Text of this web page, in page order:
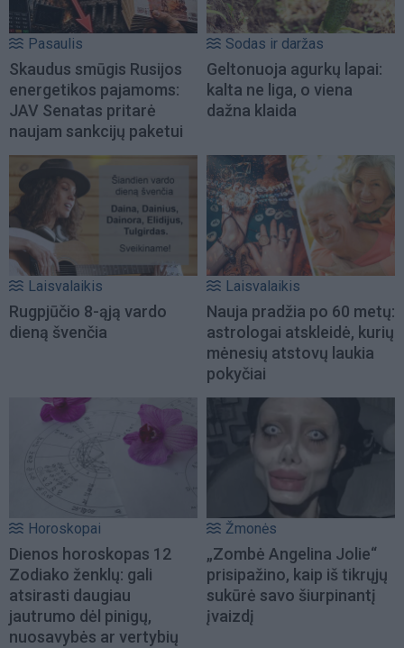
Pasaulis
Skaudus smūgis Rusijos
energetikos pajamoms:
JAV Senatas pritarė
naujam sankcijų paketui
Sodas ir daržas
Geltonuoja agurkų lapai:
kalta ne liga, o viena
dažna klaida
Laisvalaikis
Rugpjūčio 8-ąją vardo
dieną švenčia
Laisvalaikis
Nauja pradžia po 60 metų:
astrologai atskleidė, kurių
mėnesių atstovų laukia
pokyčiai
Horoskopai
Dienos horoskopas 12
Zodiako ženklų: gali
atsirasti daugiau
jautrumo dėl pinigų,
nuosavybės ar vertybių
Žmonės
„Zombė Angelina Jolie“
prisipažino, kaip iš tikrųjų
sukūrė savo šiurpinantį
įvaizdį